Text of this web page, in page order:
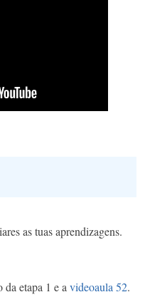
as tuas aprendizagens.
etapa 1 e avideoaula 52.